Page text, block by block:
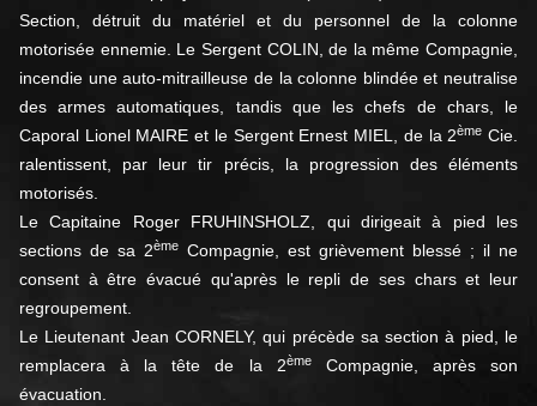
Section, détruit du matériel et du personnel de la colonne
motorisée ennemie. Le Sergent COLIN, de la même Compagnie,
incen­die une auto-mitrailleuse de la colonne blindée et neutralise
des armes automatiques, tandis que les chefs de chars, le
Caporal Lionel MAIRE et le Sergent Ernest MIEL, de la 2ème Cie.
ralentis­sent, par leur tir précis, la progression des éléments
motorisés.
Le Capitaine Roger FRUHINSHOLZ, qui dirigeait à pied les
sections de sa 2ème Compagnie, est grièvement blessé ; il ne
consent à être évacué qu'après le repli de ses chars et leur
regroupement.
Le Lieutenant Jean CORNELY, qui précède sa section à pied, le
remplacera à la tête de la 2èmeCompagnie, après son
évacuation.